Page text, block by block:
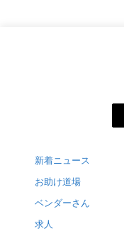
新着ニュース
お助け道場
ベンダーさん
求人